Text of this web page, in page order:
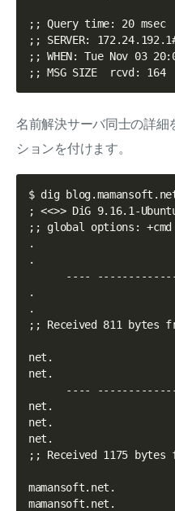
;; Query time: 20 msec
;; SERVER:
;; WHEN: Tue Nov 03
;; MSG SIZE  rcvd: 164
名前解決サーバ同士の詳細
ションを付けます。
$ dig
; <<>> DiG 9.16.1-
;; global options: +cmd
.
.
----
.
.
;; Received 811 bytes
net.
net.
----
net.
net.                    86400
net.                    86400   IN
;; Received 1175 bytes
mamansoft.net.
mamansoft.net.